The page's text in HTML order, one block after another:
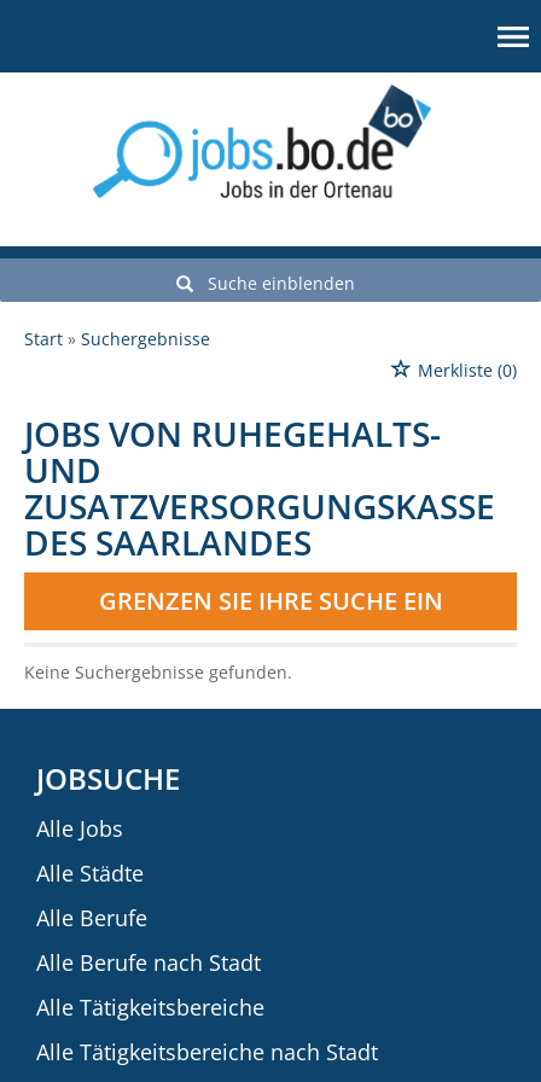
Suche einblenden
Start
Suchergebnisse
Merkliste (0)
JOBS VON RUHEGEHALTS-
UND
ZUSATZVERSORGUNGSKASSE
DES SAARLANDES
GRENZEN SIE IHRE SUCHE EIN
Keine Suchergebnisse gefunden.
JOBSUCHE
Alle Jobs
Alle Städte
Alle Berufe
Alle Berufe nach Stadt
Alle Tätigkeitsbereiche
Alle Tätigkeitsbereiche nach Stadt